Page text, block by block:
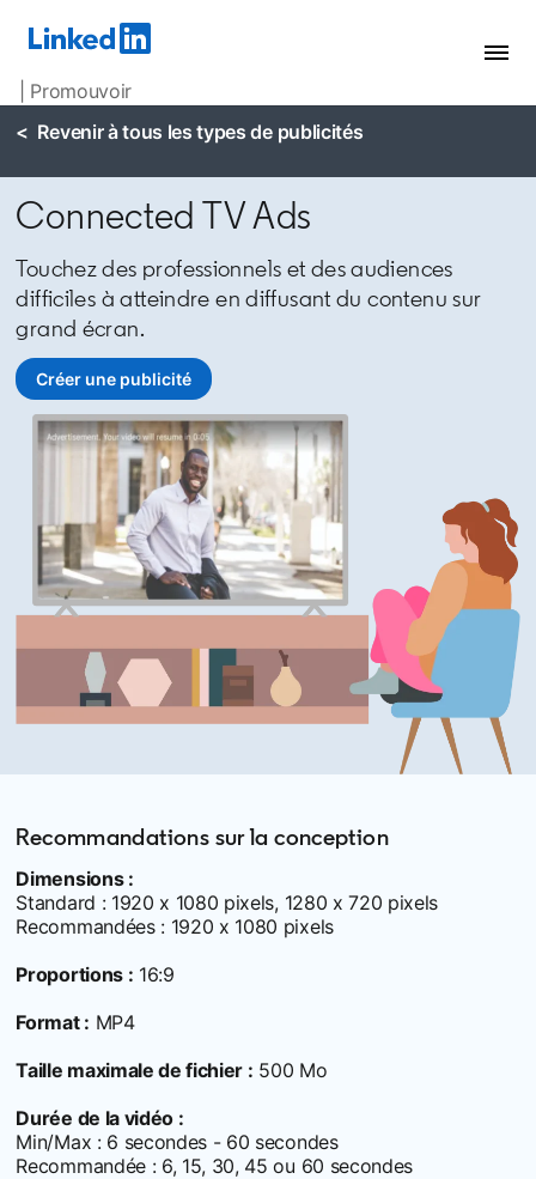
| Promouvoir
< Revenir à tous les types de publicités
Connected TV Ads
Touchez des professionnels et des audiences
difficiles à atteindre en diffusant du contenu sur
grand écran.
Créer une publicité
opens in a new tab
Recommandations sur la conception
Dimensions :
Standard : 1920 x 1080 pixels, 1280 x 720 pixels
Recommandées : 1920 x 1080 pixels
Proportions : 16:9
Format : MP4
Taille maximale de fichier : 500 Mo
Durée de la vidéo :
Min/Max : 6 secondes - 60 secondes
Recommandée : 6, 15, 30, 45 ou 60 secondes